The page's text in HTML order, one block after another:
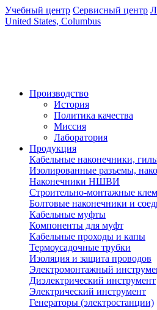
Учебный центр Сервисный центр
United States, Columbus
Производство
История
Политика качества
Миссия
Лаборатория
Продукция
Кабельные наконечники,
Изолированные разъемы,
Наконечники НШВИ
Строительно-монтажные
Болтовые наконечники и
Кабельные муфты
Компоненты для муфт
Кабельные проходы и капы
Термоусадочные трубки
Изоляция и защита проводов
Электромонтажный
Диэлектрический инструмент
Электрический инструмент
Генераторы (электростанции)